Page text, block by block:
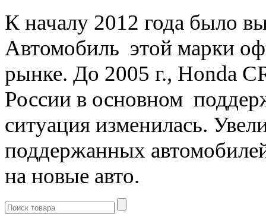
К началу 2012 года было
Автомобиль этой марки
рынке. До 2005 г., Honda
России в основном
ситуация изменилась.
поддержанных
на новые авто.